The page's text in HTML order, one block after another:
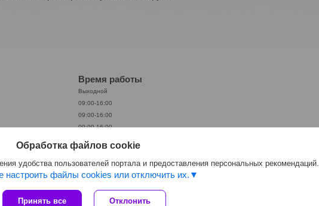
Время работы
Выходной
09:00-16:00
09:00-16:00
09:00-16:00
09:00-16:00
09:00-15:00
Сайт создан на платформе Deal.by
Обработка файлов cookie
удобства пользователей портала и предоставления персональных рекомендаций.
настроить файлы cookies или отключить их.
Принять все Отклонить